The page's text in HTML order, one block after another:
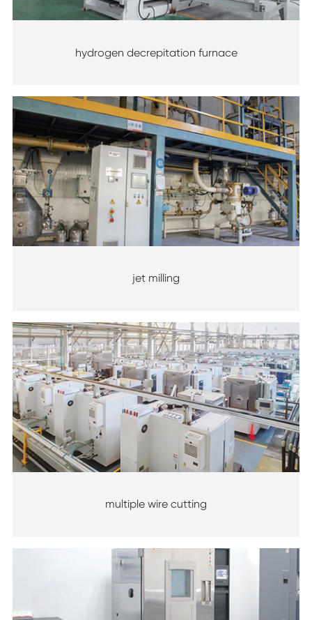
hydrogen decrepitation furnace
jet milling
multiple wire cutting